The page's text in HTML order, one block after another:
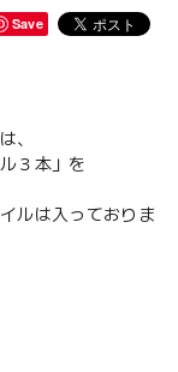
Save
、
３本」を
ルは入っておりま